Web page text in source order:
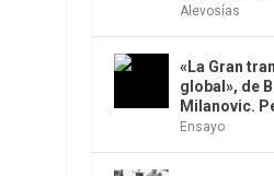
Alevosías
«La Gran
global», de
Milanovic.
Ensayo